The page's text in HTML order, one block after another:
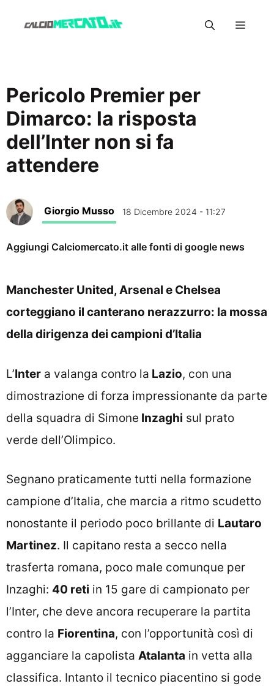
Menu
Pericolo Premier per
Dimarco: la risposta
dell’Inter non si fa
attendere
Giorgio Musso 18 Dicembre 2024 - 11:27
Aggiungi Calciomercato.it alle fonti di google news
Manchester United, Arsenal e Chelsea
corteggiano il canterano nerazzurro: la mossa
della dirigenza dei campioni d’Italia
L’Inter a valanga contro la Lazio, con una
dimostrazione di forza impressionante da parte
della squadra di Simone Inzaghi sul prato
verde dell’Olimpico.
Segnano praticamente tutti nella formazione
campione d’Italia, che marcia a ritmo scudetto
nonostante il periodo poco brillante di Lautaro
Martinez. Il capitano resta a secco nella
trasferta romana, poco male comunque per
Inzaghi: 40 reti in 15 gare di campionato per
l’Inter, che deve ancora recuperare la partita
contro la Fiorentina, con l’opportunità così di
agganciare la capolista Atalanta in vetta alla
classifica. Intanto il tecnico piacentino si gode